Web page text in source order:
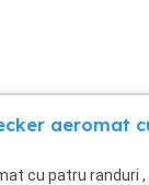
aeromat
cu patru randuri ,